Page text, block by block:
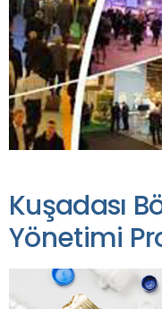
Kuşadası
Yönetimi